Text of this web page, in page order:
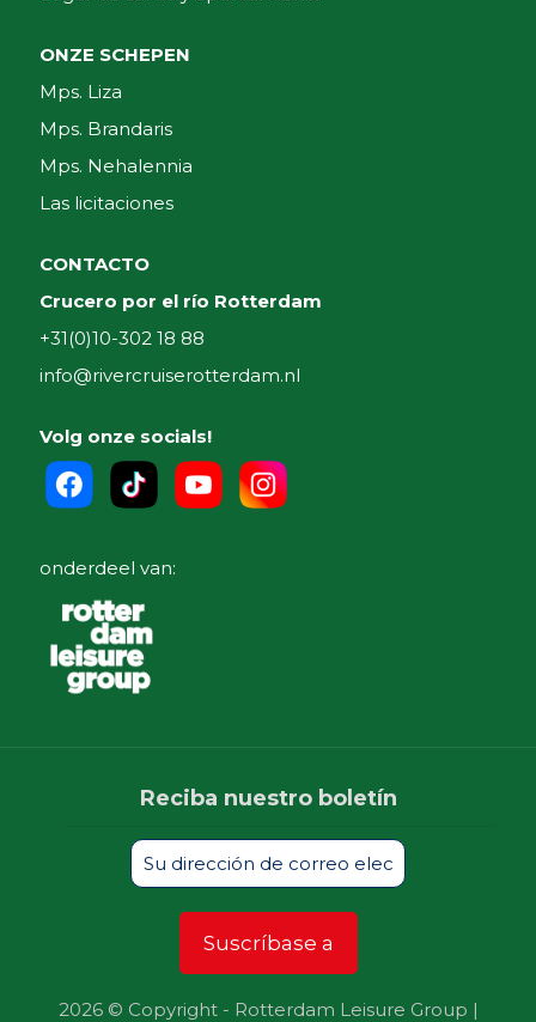
ONZE SCHEPEN
Mps. Liza
Mps. Brandaris
Mps. Nehalennia
Las licitaciones
CONTACTO
Crucero por el río Rotterdam
+31(0)10-302 18 88
info@rivercruiserotterdam.nl
Volg onze socials!
onderdeel van:
Reciba nuestro boletín
2026 © Copyright - Rotterdam Leisure Group |